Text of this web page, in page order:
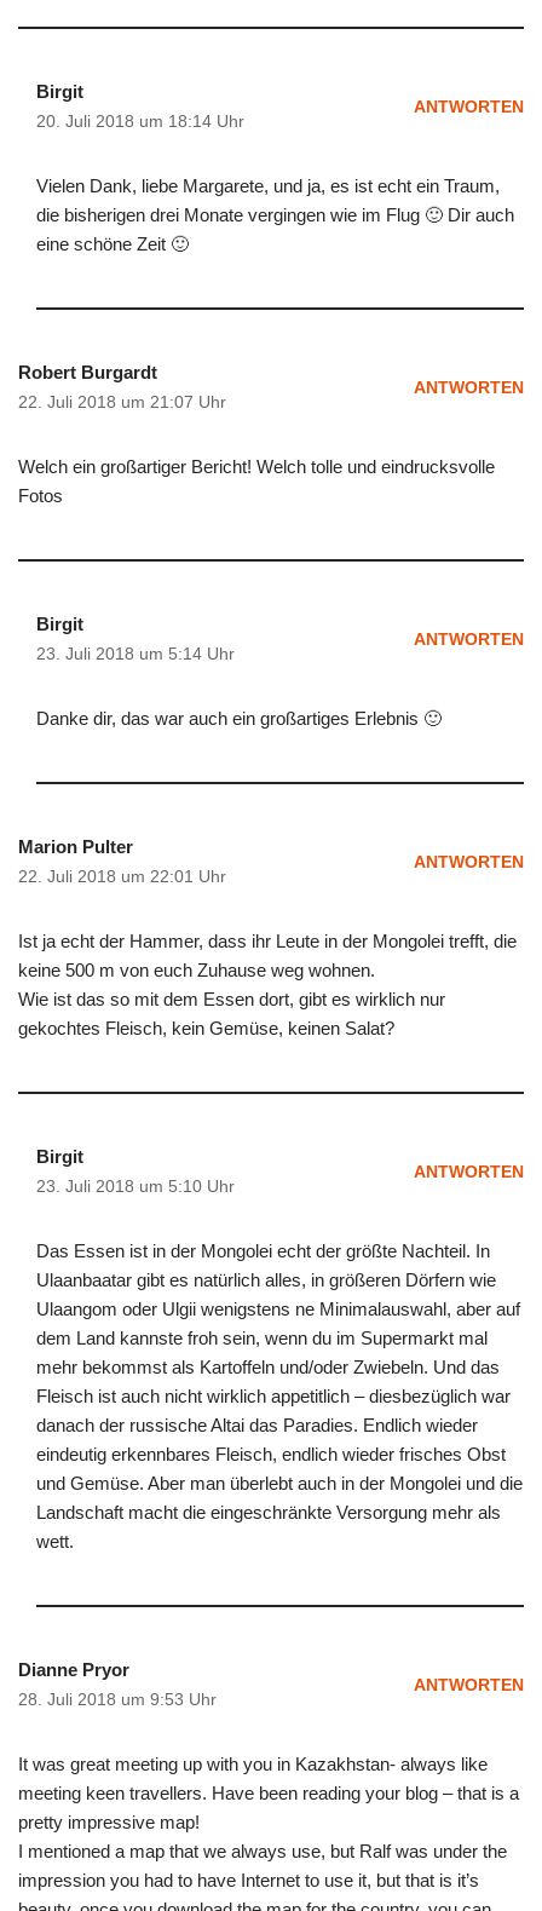
Birgit
20. Juli 2018 um 18:14 Uhr
ANTWORTEN
Vielen Dank, liebe Margarete, und ja, es ist echt ein Traum,
die bisherigen drei Monate vergingen wie im Flug 🙂 Dir auch
eine schöne Zeit 🙂
Robert Burgardt
22. Juli 2018 um 21:07 Uhr
ANTWORTEN
Welch ein großartiger Bericht! Welch tolle und eindrucksvolle
Fotos
Birgit
23. Juli 2018 um 5:14 Uhr
ANTWORTEN
Danke dir, das war auch ein großartiges Erlebnis 🙂
Marion Pulter
22. Juli 2018 um 22:01 Uhr
ANTWORTEN
Ist ja echt der Hammer, dass ihr Leute in der Mongolei trefft, die
keine 500 m von euch Zuhause weg wohnen.
Wie ist das so mit dem Essen dort, gibt es wirklich nur
gekochtes Fleisch, kein Gemüse, keinen Salat?
Birgit
23. Juli 2018 um 5:10 Uhr
ANTWORTEN
Das Essen ist in der Mongolei echt der größte Nachteil. In
Ulaanbaatar gibt es natürlich alles, in größeren Dörfern wie
Ulaangom oder Ulgii wenigstens ne Minimalauswahl, aber auf
dem Land kannste froh sein, wenn du im Supermarkt mal
mehr bekommst als Kartoffeln und/oder Zwiebeln. Und das
Fleisch ist auch nicht wirklich appetitlich – diesbezüglich war
danach der russische Altai das Paradies. Endlich wieder
eindeutig erkennbares Fleisch, endlich wieder frisches Obst
und Gemüse. Aber man überlebt auch in der Mongolei und die
Landschaft macht die eingeschränkte Versorgung mehr als
wett.
Dianne Pryor
28. Juli 2018 um 9:53 Uhr
ANTWORTEN
It was great meeting up with you in Kazakhstan- always like
meeting keen travellers. Have been reading your blog – that is a
pretty impressive map!
I mentioned a map that we always use, but Ralf was under the
impression you had to have Internet to use it, but that is it’s